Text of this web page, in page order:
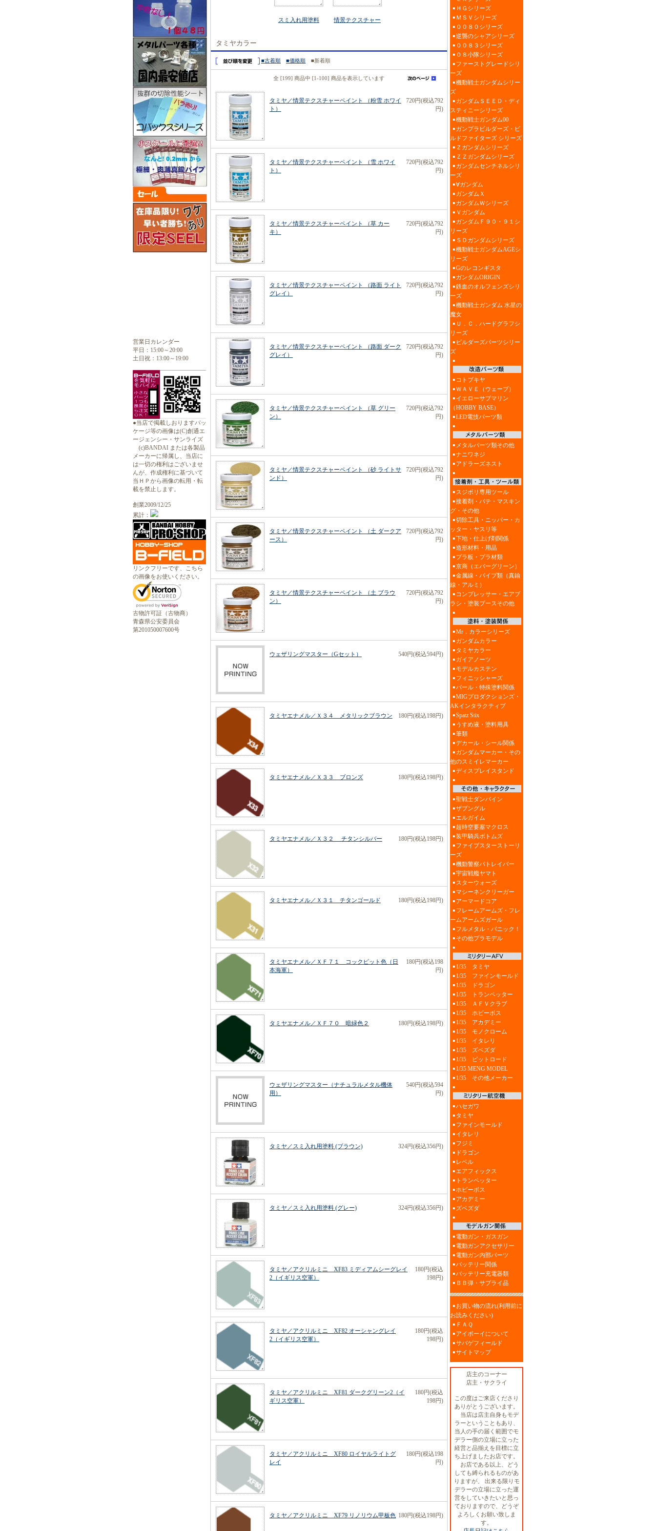
営業日カレンダー
平日：15:00～20:00
土日祝：13:00～19:00
●当店で掲載しおりますパッ
ケージ等の画像は(C)創通エ
ージェンシー・サンライズ
(c)BANDAI または各製品
メーカーに帰属し、当店に
は一切の権利はございませ
んが、作成権利に基づいて
当ＨＰから画像の転用・転
載を禁止します。
創業2009/12/25
累計：
リンクフリーです、こちら
の画像をお使いください。
古物許可証（古物商）
青森県公安委員会
第201050007600号
スミ入れ用塗料 情景テクスチャー
タミヤカラー
■古着順 ■価格順 ■新着順
全 [199] 商品中 [1-100] 商品を表示しています
タミヤ／情景テクスチャーペイント （粉雪 ホワイ
ト）
720円(税込792
円)
タミヤ／情景テクスチャーペイント （雪 ホワイ
ト）
720円(税込792
円)
タミヤ／情景テクスチャーペイント （草 カー
キ）
720円(税込792
円)
タミヤ／情景テクスチャーペイント （路面 ライト
グレイ）
720円(税込792
円)
タミヤ／情景テクスチャーペイント （路面 ダーク
グレイ）
720円(税込792
円)
タミヤ／情景テクスチャーペイント （草 グリー
ン）
720円(税込792
円)
タミヤ／情景テクスチャーペイント （砂 ライトサ
ンド）
720円(税込792
円)
タミヤ／情景テクスチャーペイント （土 ダークア
ース）
720円(税込792
円)
タミヤ／情景テクスチャーペイント （土 ブラウ
ン）
720円(税込792
円)
ウェザリングマスター（Gセット） 540円(税込594円)
タミヤエナメル／Ｘ３４ メタリックブラウン 180円(税込198円)
タミヤエナメル／Ｘ３３ ブロンズ 180円(税込198円)
タミヤエナメル／Ｘ３２ チタンシルバー 180円(税込198円)
タミヤエナメル／Ｘ３１ チタンゴールド 180円(税込198円)
タミヤエナメル／ＸＦ７１ コックピット色（日
本海軍）
180円(税込198
円)
タミヤエナメル／ＸＦ７０ 暗緑色２ 180円(税込198円)
ウェザリングマスター（ナチュラルメタル機体
用）
540円(税込594
円)
タミヤ／スミ入れ用塗料 (ブラウン) 324円(税込356円)
タミヤ／スミ入れ用塗料 (グレー) 324円(税込356円)
タミヤ／アクリルミニ XF83 ミディアムシーグレイ
2（イギリス空軍）
180円(税込
198円)
タミヤ／アクリルミニ XF82 オーシャングレイ
2（イギリス空軍）
180円(税込
198円)
タミヤ／アクリルミニ XF81 ダークグリーン2（イ
ギリス空軍）
180円(税込
198円)
タミヤ／アクリルミニ XF80 ロイヤルライトグ
レイ
180円(税込198
円)
タミヤ／アクリルミニ XF79 リノリウム甲板色 180円(税込198円)
ＨＧシリーズ
ＭＳＶシリーズ
００８０シリーズ
逆襲のシャアシリーズ
００８３シリーズ
０８小隊シリーズ
ファーストグレードシリ
ーズ
機動戦士ガンダムシリー
ズ
ガンダムＳＥＥＤ・ディ
スティニーシリーズ
機動戦士ガンダム00
ガンプラビルダーズ・ビ
ルドファイターズ シリーズ
Ｚガンダムシリーズ
ＺＺガンダムシリーズ
ガンダムセンチネルシリ
ーズ
∀ガンダム
ガンダムＸ
ガンダムＷシリーズ
Ｖガンダム
ガンダムＦ９０・９１シ
リーズ
ＳＤガンダムシリーズ
機動戦士ガンダムAGEシ
リーズ
Gのレコンギスタ
ガンダムORIGIN
鉄血のオルフェンズシリ
ーズ
機動戦士ガンダム 水星の
魔女
Ｕ．Ｃ．ハードグラフシ
リーズ
ビルダーズパーツシリー
ズ
コトブキヤ
ＷＡＶＥ（ウェーブ）
イエローサブマリン
（HOBBY BASE）
LED電技パーツ類
メタルパーツ類その他
ナニワネジ
アドラーズネスト
スジボリ専用ツール
接着剤・パテ・マスキン
グ・その他
切除工具・ニッパー・カ
ッター・ヤスリ等
下地・仕上げ剤関係
造形材料・用品
プラ板・プラ材類
京商（エバーグリーン）
金属線・パイプ類（真鍮
線・アルミ）
コンプレッサー・エアブ
ラシ・塗装ブースその他
Mr．カラーシリーズ
ガンダムカラー
タミヤカラー
ガイアノーツ
モデルカステン
フィニッシャーズ
パール・特殊塗料関係
MIGプロダクションズ・
AKインタラクティブ
Spatz Stix
うすめ液・塗料用具
筆類
デカール・シール関係
ガンダムマーカー・その
他のスミイレマーカー
ディスプレイスタンド
聖戦士ダンバイン
ザブングル
エルガイム
超時空要塞マクロス
装甲騎兵ボトムズ
ファイブスターストーリ
ーズ
機動警察パトレイバー
宇宙戦艦ヤマト
スターウォーズ
マシーネンクリーガー
アーマードコア
フレームアームズ・フレ
ームアームズガール
フルメタル・パニック！
その他プラモデル
1/35 タミヤ
1/35 ファインモールド
1/35 ドラゴン
1/35 トランペッター
1/35 ＡＦＶクラブ
1/35 ホビーボス
1/35 アカデミー
1/35 モノクローム
1/35 イタレリ
1/35 ズベズダ
1/35 ピットロード
1/35 MENG MODEL
1/35 その他メーカー
ハセガワ
タミヤ
ファインモールド
イタレリ
フジミ
ドラゴン
レベル
エアフィックス
トランペッター
ホビーボス
アカデミー
ズベズダ
電動ガン・ガスガン
電動ガンアクセサリー
電動ガン内部パーツ
バッテリー関係
バッテリー充電器類
ＢＢ弾・サブライ品
お買い物の流れ(利用前に
お読みください)
ＦＡＱ
アイボーイについて
サバゲフィールド
サイトマップ
店主のコーナー
店主・サクライ
この度はご来店くださり
ありがとうございます。
当店は店主自身もモデ
ラーということもあり、
当人の手の届く範囲でモ
デラー側の立場に立った
経営と品揃えを目標に立
ち上げましたお店です。
お店である以上、どう
しても縛られるものがあ
りますが、 出来る限りモ
デラーの立場に立った運
営をしていきたいと思っ
ておりますので、どうぞ
よろしくお願い致しま
す。